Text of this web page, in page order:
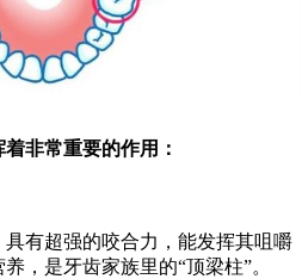
非常重要的作用：
有超强的咬合力，能发挥其咀嚼
，是牙齿家族里的“顶梁柱”。